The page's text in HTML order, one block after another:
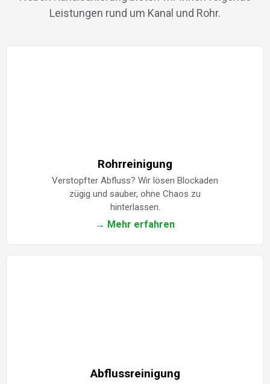
Leistungen rund um Kanal und Rohr.
Rohrreinigung
Verstopfter Abfluss? Wir lösen Blockaden
zügig und sauber, ohne Chaos zu
hinterlassen.
→ Mehr erfahren
Abflussreinigung